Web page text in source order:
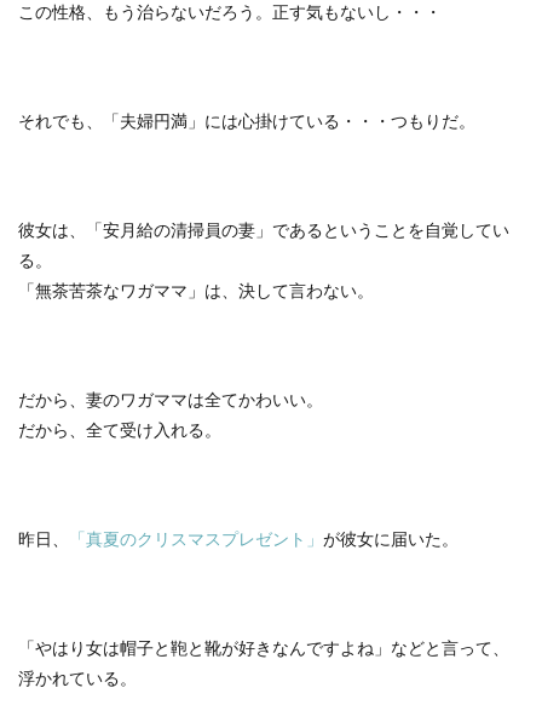
この性格、もう治らないだろう。正す気もないし・・・
それでも、「夫婦円満」には心掛けている・・・つもりだ。
彼女は、「安月給の清掃員の妻」であるということを自覚してい
る。
「無茶苦茶なワガママ」は、決して言わない。
だから、妻のワガママは全てかわいい。
だから、全て受け入れる。
昨日、 「真夏のクリスマスプレゼント」 が彼女に届いた。
「やはり女は帽子と鞄と靴が好きなんですよね」などと言って、
浮かれている。